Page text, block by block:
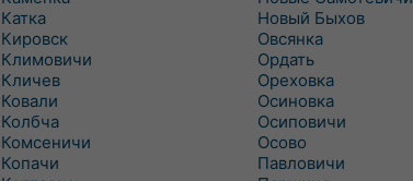
Катка
Кировск
Климовичи
Кличев
Ковали
Колбча
Комсеничи
Копачи
Новый Быхов
Овсянка
Ордать
Ореховка
Осиновка
Осиповичи
Осово
Павловичи